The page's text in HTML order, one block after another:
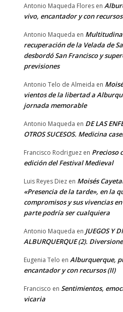
Antonio Maqueda Flores en
vivo, encantador y con
Antonio Maqueda en
recuperación de la Velada de
desbordó San Francisco y
previsiones
Antonio Telo de Almeida en
vientos de la libertad a
jornada memorable
Antonio Maqueda en DE LAS
OTROS SUCESOS. Medicina
Francisco Rodriguez en Precioso
edición del Festival Medieval
Luis Reyes Diez en Moisés
«Presencia de la tarde», en la
compromisos y sus vivencias
parte podría ser cualquiera
Antonio Maqueda en JUEGOS Y
ALBURQUERQUE (2).
Eugenia Telo en Alburquerque,
encantador y con recursos (II)
Francisco en Sentimientos,
vicaria